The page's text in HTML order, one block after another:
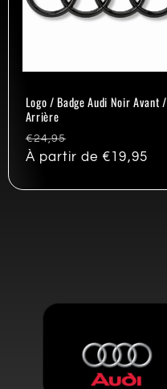
Logo / Badge Audi Noir Avant /
Arrière
Prix
habituel
€24,95
À partir de €19,95